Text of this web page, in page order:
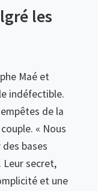
les
Maé et
indéfectible.
de la
« Nous
bases
Leur secret,
et une